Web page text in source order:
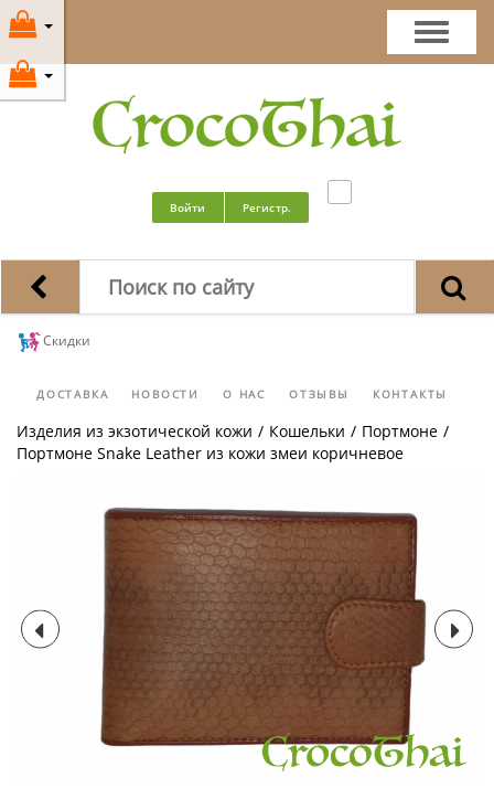
Войти Регистр.
Скидки
ДОСТАВКА НОВОСТИ О НАС ОТЗЫВЫ КОНТАКТЫ
Изделия из экзотической кожи / Кошельки / Портмоне /
Портмоне Snake Leather из кожи змеи коричневое